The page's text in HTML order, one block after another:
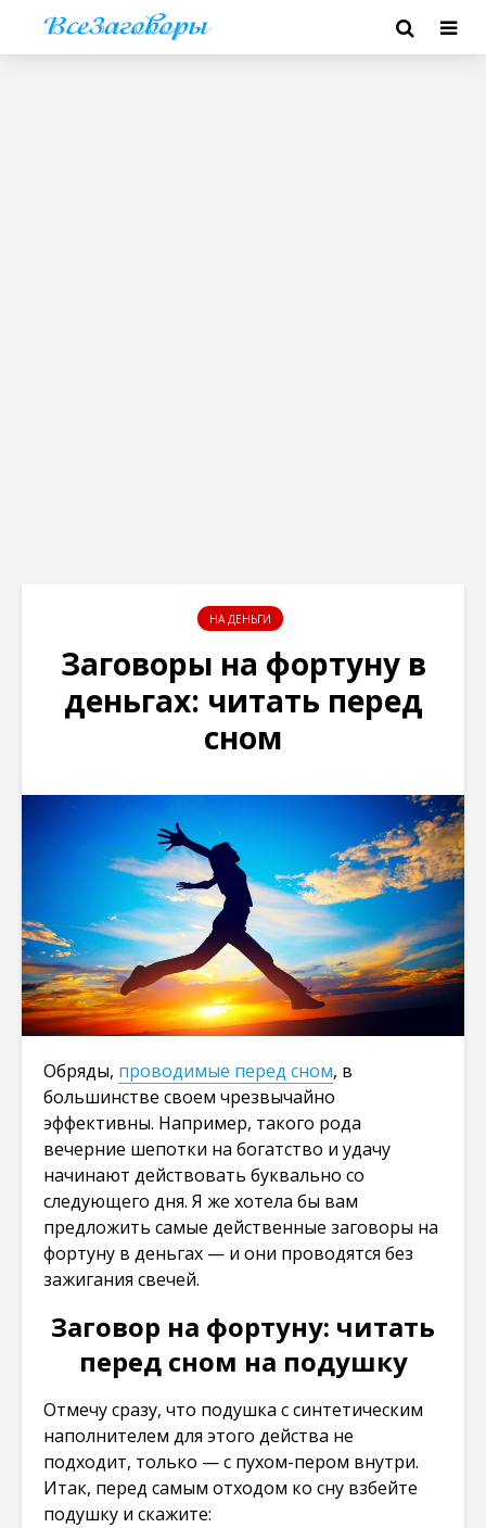
НА ДЕНЬГИ
Заговоры на фортуну в
деньгах: читать перед
сном
Обряды, проводимые перед сном, в
большинстве своем чрезвычайно
эффективны. Например, такого рода
вечерние шепотки на богатство и удачу
начинают действовать буквально со
следующего дня. Я же хотела бы вам
предложить самые действенные заговоры на
фортуну в деньгах — и они проводятся без
зажигания свечей.
Заговор на фортуну: читать
перед сном на подушку
Отмечу сразу, что подушка с синтетическим
наполнителем для этого действа не
подходит, только — с пухом-пером внутри.
Итак, перед самым отходом ко сну взбейте
подушку и скажите: